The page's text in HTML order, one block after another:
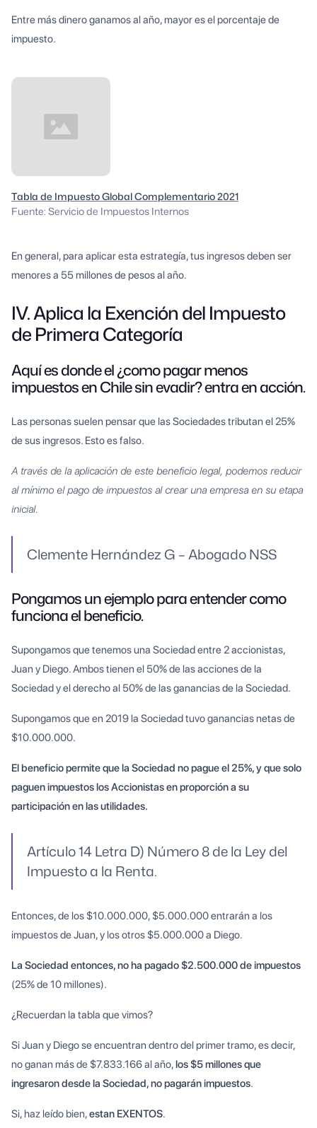
Entre más dinero ganamos al año, mayor es el porcentaje de
impuesto.
Tabla de Impuesto Global Complementario 2021
Fuente: Servicio de Impuestos Internos
En general, para aplicar esta estrategía, tus ingresos deben ser
menores a 55 millones de pesos al año.
IV. Aplica la Exención del Impuesto
de Primera Categoría
Aquí es donde el ¿como pagar menos
impuestos en Chile sin evadir? entra en acción.
Las personas suelen pensar que las Sociedades tributan el 25%
de sus ingresos. Esto es falso.
A través de la aplicación de este beneficio legal, podemos reducir
al mínimo el pago de impuestos al crear una empresa en su etapa
inicial.
Clemente Hernández G – Abogado NSS
Pongamos un ejemplo para entender como
funciona el beneficio.
Supongamos que tenemos una Sociedad entre 2 accionistas,
Juan y Diego. Ambos tienen el 50% de las acciones de la
Sociedad y el derecho al 50% de las ganancias de la Sociedad.
Supongamos que en 2019 la Sociedad tuvo ganancias netas de
$10.000.000.
El beneficio permite que la Sociedad no pague el 25%, y que solo
paguen impuestos los Accionistas en proporción a su
participación en las utilidades.
Artículo 14 Letra D) Número 8 de la Ley del
Impuesto a la Renta.
Entonces, de los $10.000.000, $5.000.000 entrarán a los
impuestos de Juan, y los otros $5.000.000 a Diego.
La Sociedad entonces, no ha pagado $2.500.000 de impuestos
(25% de 10 millones).
¿Recuerdan la tabla que vimos?
Si Juan y Diego se encuentran dentro del primer tramo, es decir,
no ganan más de $7.833.166 al año,los $5 millones que
ingresaron desde la Sociedad, no pagarán impuestos.
Si, haz leído bien,estan EXENTOS.